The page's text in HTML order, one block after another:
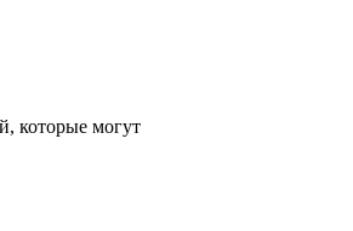
которые могут